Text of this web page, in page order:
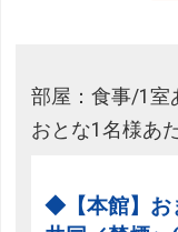
部屋：食事/1室
おとな1名様あ
◆【本館】お